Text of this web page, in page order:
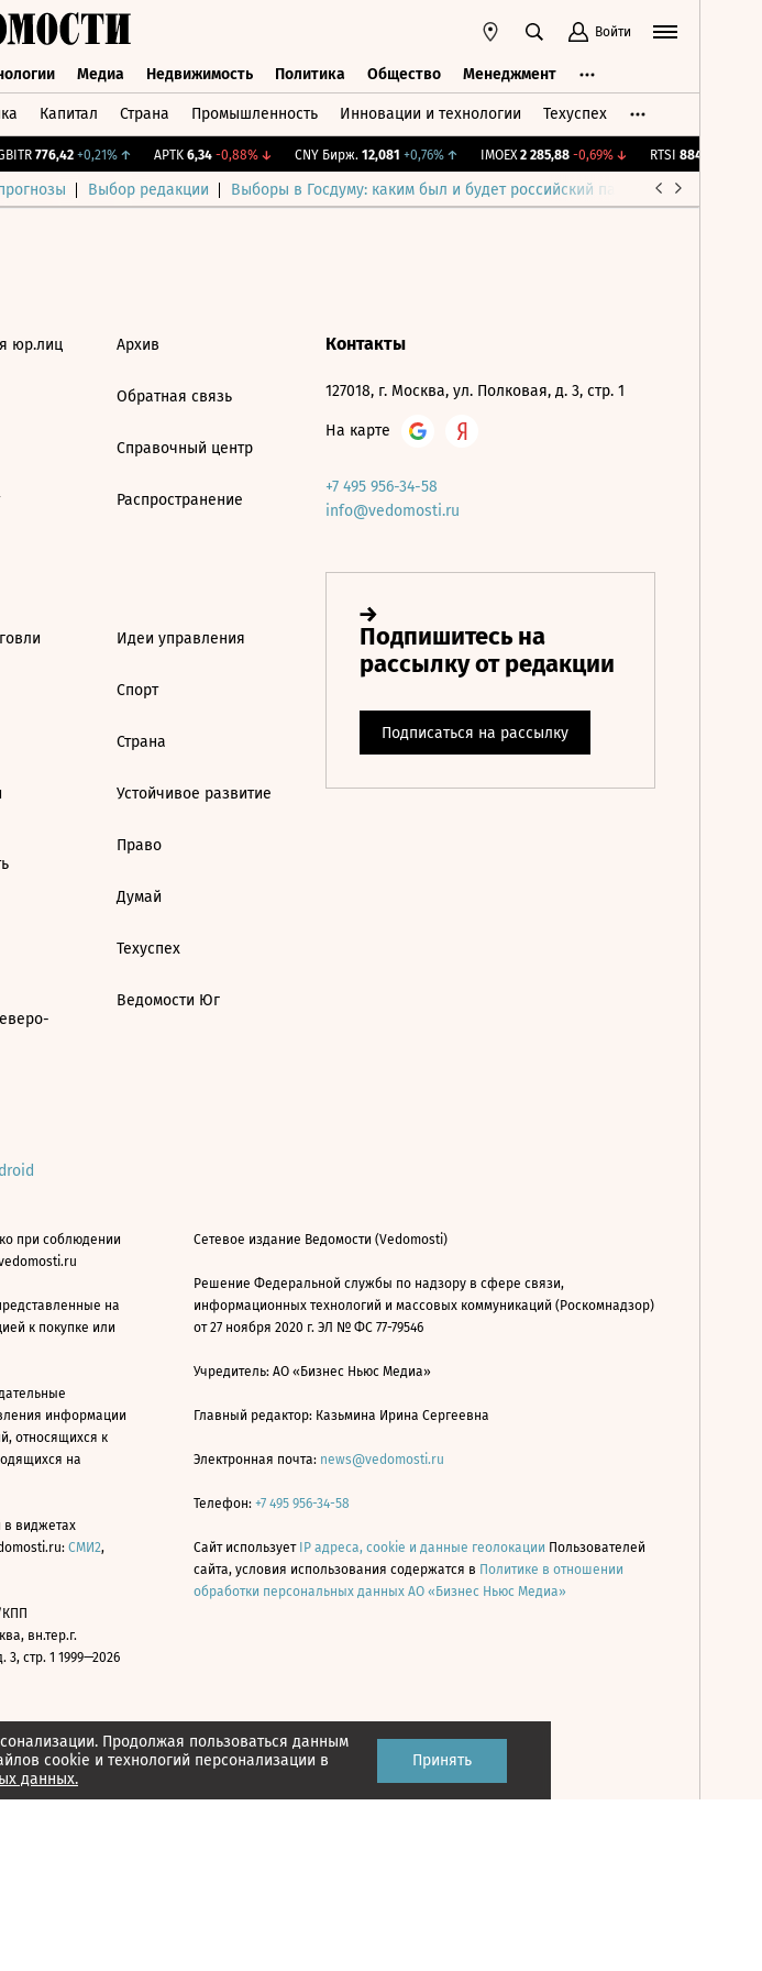
Войти
Медиа Недвижимость Политика Общество Менеджмент
Капитал Страна Промышленность Инновации и технологии Техуспех
776,42 +0,21%↑ APTK 6,34 -0,88%↓ CNY Бирж. 12,081 +0,76%↑ IMOEX 2 285,88 -0,69%↓ RTSI 884,56
Выбор редакции Выборы в Госдуму: каким был и будет российский парламент
Продолжая пользоваться данным
cookie и технологий персонализации в
данных.
Принять
юр.лиц Архив
Обратная связь
Справочный центр
Распространение
Идеи управления
Спорт
Страна
Устойчивое развитие
Право
Думай
Техуспех
Ведомости Юг
Контакты
127018, г. Москва, ул. Полковая, д. 3, стр. 1
На карте
+7 495 956-34-58
info@vedomosti.ru
при соблюдении
на
к покупке или
информации
относящихся к
на
в виджетах
СМИ2,
вн.тер.г.
стр. 1 1999—2026
Сетевое издание Ведомости (Vedomosti)
Решение Федеральной службы по надзору в сфере связи,
информационных технологий и массовых коммуникаций (Роскомнадзор)
от 27 ноября 2020 г. ЭЛ № ФС 77-79546
Учредитель: АО «Бизнес Ньюс Медиа»
Главный редактор: Казьмина Ирина Сергеевна
Электронная почта: news@vedomosti.ru
Телефон: +7 495 956-34-58
Сайт использует IP адреса, cookie и данные геолокации Пользователей
сайта, условия использования содержатся в Политике в отношении
обработки персональных данных АО «Бизнес Ньюс Медиа»